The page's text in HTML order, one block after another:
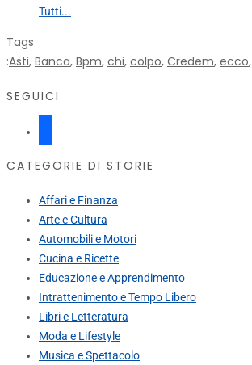
Tutti...
Tags
:Asti, Banca, Bpm, chi, colpo, Credem, ecco,
SEGUICI
CATEGORIE DI STORIE
Affari e Finanza
Arte e Cultura
Automobili e Motori
Cucina e Ricette
Educazione e Apprendimento
Intrattenimento e Tempo Libero
Libri e Letteratura
Moda e Lifestyle
Musica e Spettacolo